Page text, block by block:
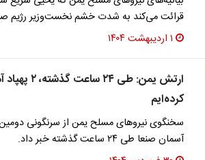
قرائت می‌کند به شدت خشم نخست‌وزیر رژیم
۱ اردیبهشت ۱۴۰۴
ارتش یمن: طی
کرده‌ایم
سخنگوی نیروهای مسلح یمن از سرنگونی دومین
آسمان صنعا طی ۲۴ ساعت گذشته خبر داد.